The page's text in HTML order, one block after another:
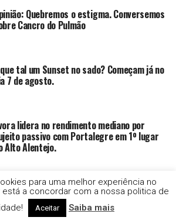
Quebremos o estigma. Conversemos
Cancro do Pulmão
tal um Sunset no sado? Começam já no
7 de agosto.
lidera no rendimento mediano por
passivo com Portalegre em 1º lugar
Alto Alentejo.
Hemodiálise em férias: Um direito
não deve tirar férias
para uma melhor experiência no
está a concordar com a nossa politica de
Aceitar Saiba mais